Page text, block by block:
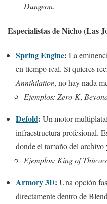
Dungeon.
Especialistas de Nicho (Las
Spring Engine: La
en tiempo real. Si quieres
Annihilation, no hay nada
Ejemplos: Zero-K,
Defold: Un motor
infraestructura profesional.
donde el tamaño del
Ejemplos: King of Thieves
Armory 3D: Una opción
directamente dentro de